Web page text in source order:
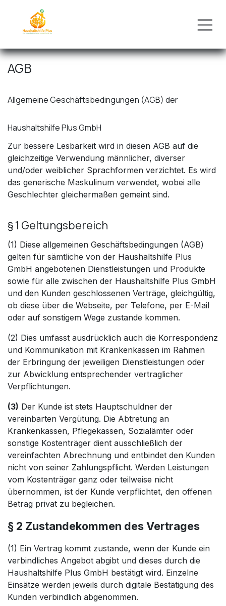
AGB
Allgemeine Geschäftsbedingungen (AGB) der
Haushaltshilfe Plus GmbH
Zur bessere Lesbarkeit wird in diesen AGB auf die
gleichzeitige Verwendung männlicher, diverser
und/oder weiblicher Sprachformen verzichtet. Es wird
das generische Maskulinum verwendet, wobei alle
Geschlechter gleichermaßen gemeint sind.
§ 1 Geltungsbereich
(1) Diese allgemeinen Geschäftsbedingungen (AGB)
gelten für sämtliche von der Haushaltshilfe Plus
GmbH angebotenen Dienstleistungen und Produkte
sowie für alle zwischen der Haushaltshilfe Plus GmbH
und den Kunden geschlossenen Verträge, gleichgültig,
ob diese über die Webseite, per Telefone, per E-Mail
oder auf sonstigem Wege zustande kommen.
(2) Dies umfasst ausdrücklich auch die Korrespondenz
und Kommunikation mit Krankenkassen im Rahmen
der Erbringung der jeweiligen Dienstleistungen oder
zur Abwicklung entsprechender vertraglicher
Verpflichtungen.
(3) Der Kunde ist stets Hauptschuldner der
vereinbarten Vergütung. Die Abtretung an
Krankenkassen, Pflegekassen, Sozialämter oder
sonstige Kostenträger dient ausschließlich der
vereinfachten Abrechnung und entbindet den Kunden
nicht von seiner Zahlungspflicht. Werden Leistungen
vom Kostenträger ganz oder teilweise nicht
übernommen, ist der Kunde verpflichtet, den offenen
Betrag privat zu begleichen.
§ 2 Zustandekommen des Vertrages
(1) Ein Vertrag kommt zustande, wenn der Kunde ein
verbindliches Angebot abgibt und dieses durch die
Haushaltshilfe Plus GmbH bestätigt wird. Einzelne
Einsätze werden jeweils durch digitale Bestätigung des
Kunden verbindlich abgenommen.